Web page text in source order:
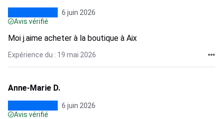
6 juin 2026
Avis vérifié
Moi j.aime acheter à la boutique à Aix
Expérience du : 19 mai 2026
Anne-Marie D.
6 juin 2026
Avis vérifié